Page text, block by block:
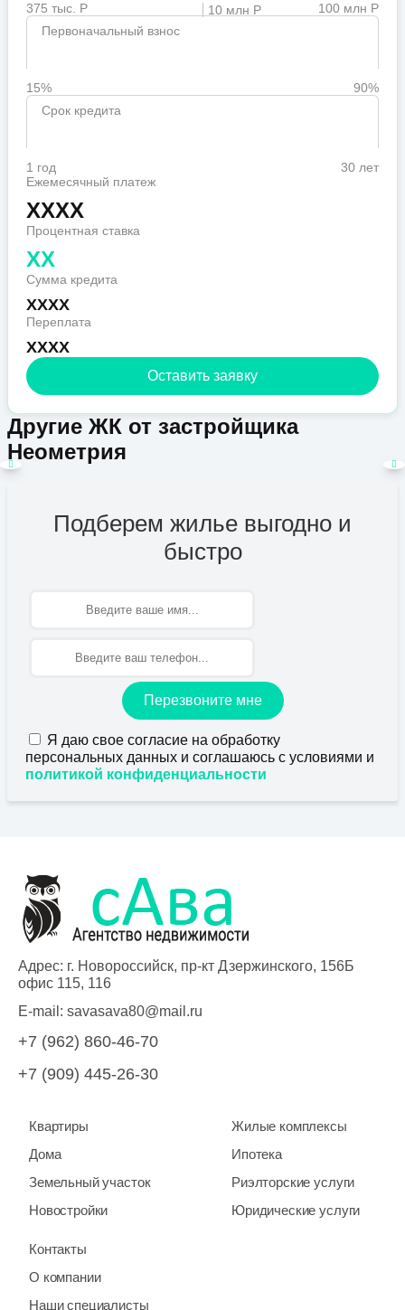
375 тыс. Р 10 млн Р
100 млн Р
Первоначальный взнос
15%
90%
Срок кредита
1 год
30 лет
Ежемесячный платеж
XXXX
Процентная ставка
XX
Сумма кредита
XXXX
Переплата
XXXX
Оставить заявку
Другие ЖК от застройщика
Неометрия
Подберем жилье выгодно и
быстро
Перезвоните мне
Я даю свое согласие на обработку
персональных данных и соглашаюсь с условиями и
политикой конфиденциальности
Адрес: г. Новороссийск, пр-кт Дзержинского, 156Б
офис 115, 116
E-mail: savasava80@mail.ru
+7 (962) 860-46-70
+7 (909) 445-26-30
Квартиры
Дома
Земельный участок
Новостройки
Жилые комплексы
Ипотека
Риэлторские услуги
Юридические услуги
Контакты
О компании
Наши специалисты